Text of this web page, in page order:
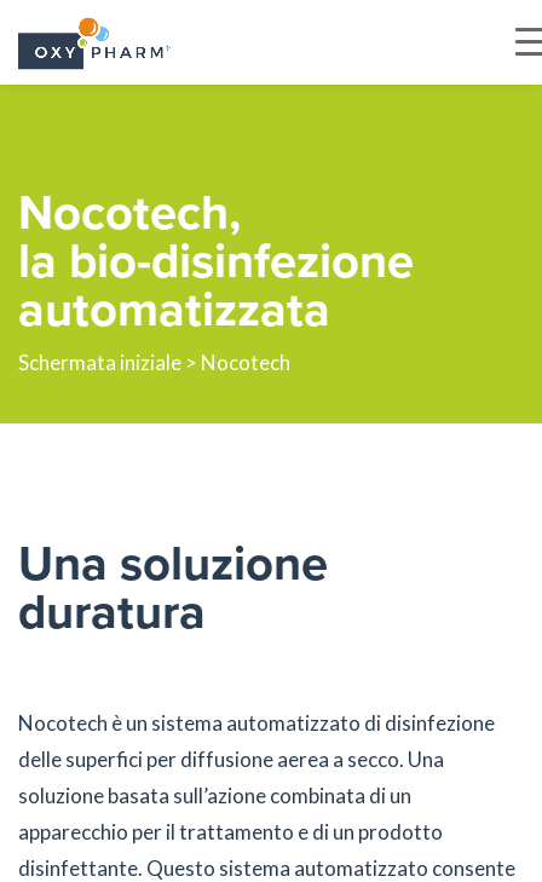
content
Nocotech,
la bio-disinfezione
automatizzata
Schermata iniziale > Nocotech
Una soluzione
duratura
Nocotech è un sistema automatizzato di disinfezione
delle superfici per diffusione aerea a secco. Una
soluzione basata sull’azione combinata di un
apparecchio per il trattamento e di un prodotto
disinfettante. Questo sistema automatizzato consente